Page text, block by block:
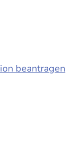
beantragen